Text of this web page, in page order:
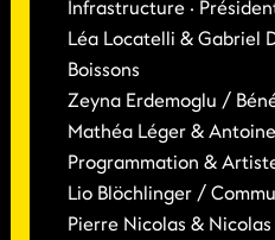
Infrastructure ·
Léa Locatelli & Gabriel
Boissons
Zeyna Erdemoglu /
Mathéa Léger &
Programmation &
Lio Blöchlinger /
Pierre Nicolas &